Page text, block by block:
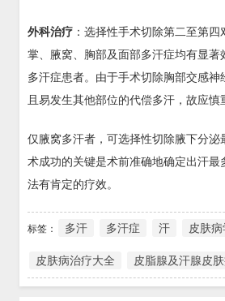
外科治疗 ：选择性手术切除第二至第
掌、腋窝、胸部及面部多汗症均有显著
多汗症患者。由于手术切除胸部交感神
且易发生其他部位的代偿多汗，故应慎
仅腋窝多汗者，可选择性切除腋下分泌
术成功的关键是术前准确地确定出汗最
法有肯定的疗效。
标签： 多汗 多汗症 汗 皮肤
皮肤病治疗大全 皮脂腺及汗腺皮